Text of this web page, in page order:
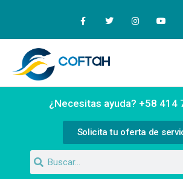
¿Necesitas ayuda? +58 414
Solicita tu oferta de